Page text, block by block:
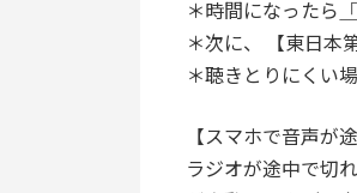
＊時間になったら
＊次に、 【東日本
＊聴きとりにくい
【スマホで音声が
ラジオが途中で切